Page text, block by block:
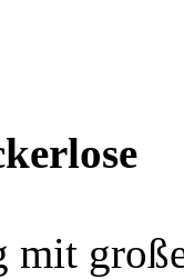
mit